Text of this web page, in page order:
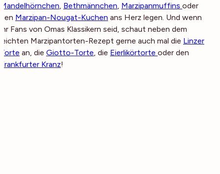
Mandelhörnchen Bethmännchen Marzipanmuffins oder
den Marzipan-Nougat-Kuchen ans Herz legen. Und wenn
ihr Fans von Omas Klassikern seid, schaut neben dem
leichten Marzipantorten-Rezept gerne auch mal die Linzer
Torte an, die Giotto-Torte , die Eierlikörtorte oder den
Frankfurter Kranz!